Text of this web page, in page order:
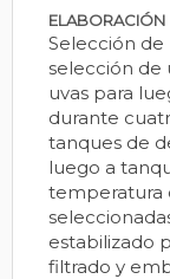
ELABORACIÓN
Selección de
selección de
uvas para
durante
tanques de
luego a
temperatura
estabilizado
filtrado y